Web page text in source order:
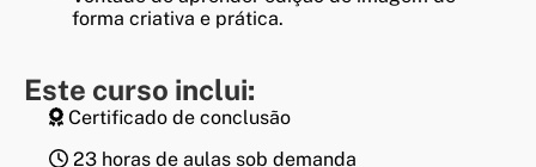
forma criativa e prática.
Este curso inclui:
Certificado de conclusão
23 horas de aulas sob demanda